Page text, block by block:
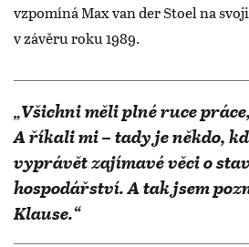
vzpomíná Max van der Stoel na
v závěru roku 1989.
„Všichni měli plné ruce
A říkali mi – tady je někdo,
vyprávět zajímavé věci o
hospodářství. A tak jsem
Klause.“